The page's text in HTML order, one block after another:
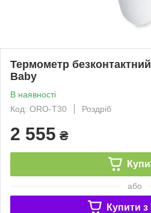
Термометр
Baby
В наявності
Код: ORO-T30
Роздріб
2 555 ₴
або
Купити з